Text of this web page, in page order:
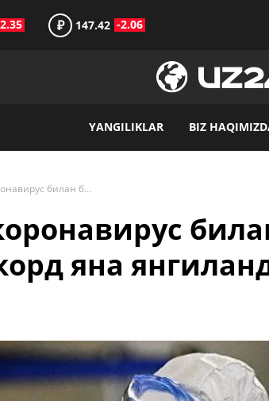
₽ 147.42 -2.06
YANGILIKLAR BIZ
Ўзбекистонда коронавирус билан боғлиқ антирекорд яна янгиланди
яна